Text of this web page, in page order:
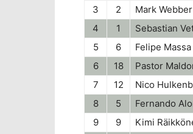
3
2 Mark Webber
4
1 Sebastian
5
6 Felipe Massa
6
18 Pastor
7
12 Nico
8
5 Fernando
9
9 Kimi